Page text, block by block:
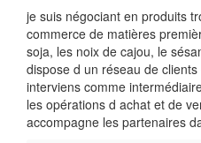
je suis négociant en produits
commerce de matières
soja, les noix de cajou, le
dispose d un réseau de
interviens comme
les opérations d achat et de
accompagne les partenaires